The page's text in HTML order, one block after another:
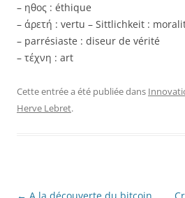
– ηθος : éthique
– άρετή : vertu – Sittlichkeit :
– parrésiaste : diseur de vérité
– τέχνη : art
Cette entrée a été publiée dans
Herve Lebret.